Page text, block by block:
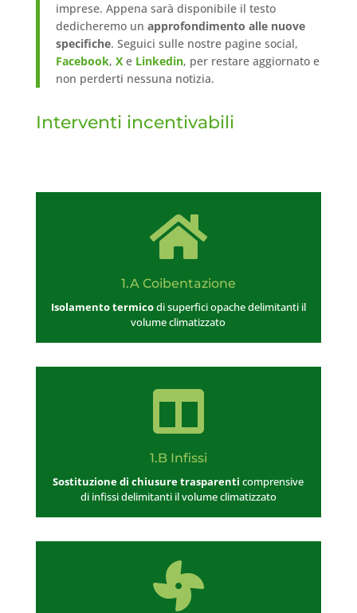
imprese. Appena sarà disponibile il testo
dedicheremo un approfondimento alle nuove
specifiche. Seguici sulle nostre pagine social,
Facebook, Xe Linkedin, per restare aggiornato e
non perderti nessuna notizia.
Interventi incentivabili

1.A Coibentazione
Isolamento termicodi superfici opache delimitanti il
volume climatizzato

1.B Infissi
Sostituzione di chiusure trasparenti comprensive
di infissi delimitanti il volume climatizzato
